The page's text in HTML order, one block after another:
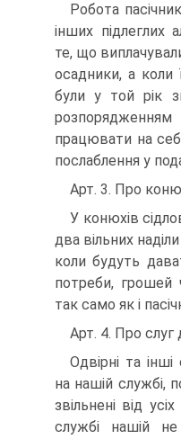
Робота
інших підлеглих
те, що
осадники, а коли
були у той рік
працювати на
послаблення у
Арт. 3. Про
У конюхів
два вільних
коли будуть
потреби, грошей
так само як і
Арт. 4. Про слуг
Одвірні та
на нашій службі,
звільнені від
службі нашій